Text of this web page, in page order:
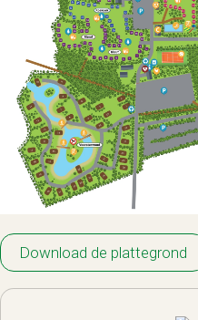
Download de plattegrond